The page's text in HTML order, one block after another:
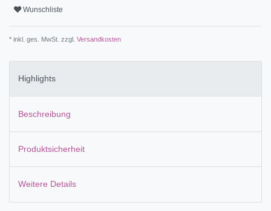
Wunschliste
* inkl. ges. MwSt. zzgl. Versandkosten
Highlights
Beschreibung
Produktsicherheit
Weitere Details